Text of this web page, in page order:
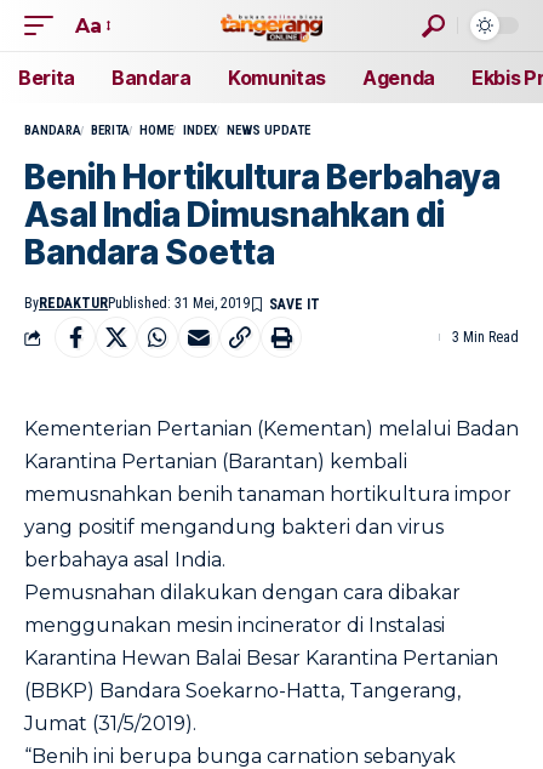
Aa
Berita Bandara Komunitas Agenda Ekbis
BANDARA BERITA HOME INDEX NEWS UPDATE
Benih Hortikultura Berbahaya
Asal India Dimusnahkan di
Bandara Soetta
ByREDAKTURPublished: 31 Mei, 2019
3 Min Read
Kementerian Pertanian (Kementan) melalui Badan
Karantina Pertanian (Barantan) kembali
memusnahkan benih tanaman hortikultura impor
yang positif mengandung bakteri dan virus
berbahaya asal India.
Pemusnahan dilakukan dengan cara dibakar
menggunakan mesin incinerator di Instalasi
Karantina Hewan Balai Besar Karantina Pertanian
(BBKP) Bandara Soekarno-Hatta, Tangerang,
Jumat (31/5/2019).
“Benih ini berupa bunga carnation sebanyak